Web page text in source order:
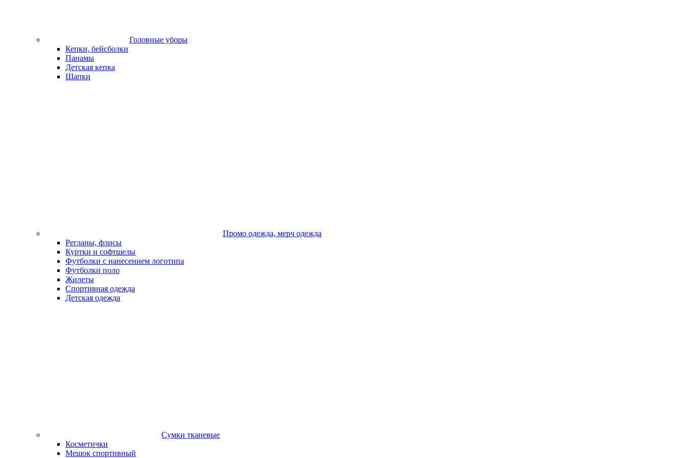
Головные уборы
Кепки, бейсболки
Панамы
Детская кепка
Шапки
Промо одежда, мерч одежда
Регланы, флисы
Куртки и софтшелы
Футболки с нанесением логотипа
Футболки поло
Жилеты
Спортивная одежда
Детская одежда
Сумки тканевые
Косметички
Мешок спортивный